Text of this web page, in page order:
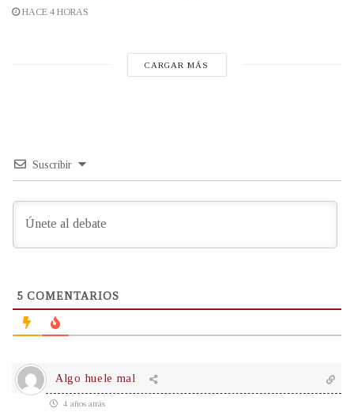
HACE 4 HORAS
CARGAR MÁS
Suscribir
5 COMENTARIOS
Algo huele mal
4 años atrás